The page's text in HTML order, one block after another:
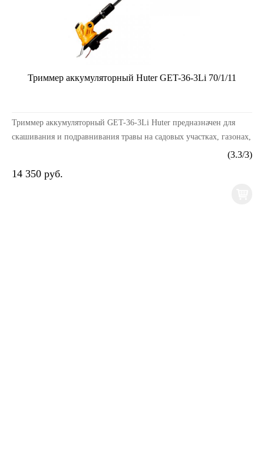
Триммер аккумуляторный Huter GЕT-36-3Li 70/1/11
Триммер аккумуляторный GET-36-3Li Huter предназначен для
скашивания и подравнивания травы на садовых участках, газонах,
(3.3/3)
14 350 руб.